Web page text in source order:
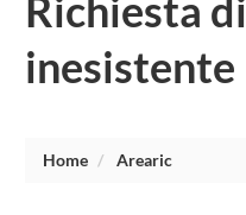
Richiesta
inesistente
Home Arearic